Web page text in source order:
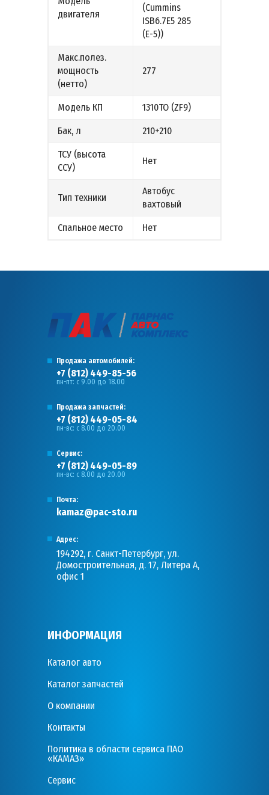
двигателя
(Cummins
ISB6.7E5 285
(Е-5))
Макс.полез.
мощность
(нетто)
277
Модель КП 1310ТО (ZF9)
Бак, л 210+210
ТСУ (высота
ССУ)
Нет
Тип техники
Автобус
вахтовый
Спальное место Нет
Продажа автомобилей:
+7 (812) 449-85-56
пн-пт: с 9.00 до 18.00
Продажа запчастей:
+7 (812) 449-05-84
пн-вс: с 8.00 до 20.00
Сервис:
+7 (812) 449-05-89
пн-вс: с 8.00 до 20.00
Почта:
kamaz@pac-sto.ru
Адрес:
194292, г. Санкт-Петербург, ул.
Домостроительная, д. 17, Литера А,
офис 1
ИНФОРМАЦИЯ
Каталог авто
Каталог запчастей
О компании
Контакты
Политика в области сервиса ПАО
«КАМАЗ»
Сервис